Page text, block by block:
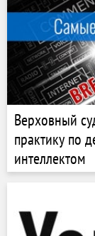
Верховный
практику по
интеллектом